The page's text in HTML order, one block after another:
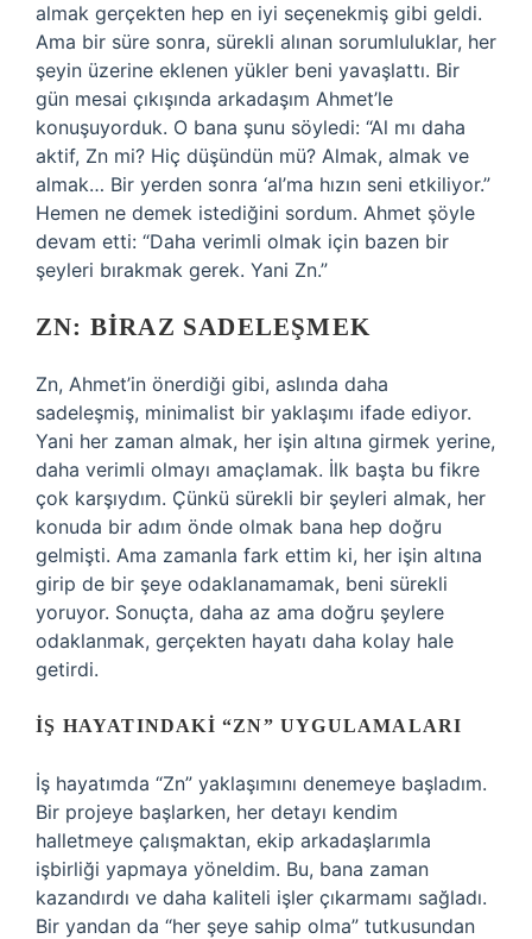
almak gerçekten hep en iyi seçenekmiş gibi geldi.
Ama bir süre sonra, sürekli alınan sorumluluklar, her
şeyin üzerine eklenen yükler beni yavaşlattı. Bir
gün mesai çıkışında arkadaşım Ahmet’le
konuşuyorduk. O bana şunu söyledi: “Al mı daha
aktif, Zn mi? Hiç düşündün mü? Almak, almak ve
almak… Bir yerden sonra ‘al’ma hızın seni etkiliyor.”
Hemen ne demek istediğini sordum. Ahmet şöyle
devam etti: “Daha verimli olmak için bazen bir
şeyleri bırakmak gerek. Yani Zn.”
ZN: BIRAZ SADELEŞMEK
Zn, Ahmet’in önerdiği gibi, aslında daha
sadeleşmiş, minimalist bir yaklaşımı ifade ediyor.
Yani her zaman almak, her işin altına girmek yerine,
daha verimli olmayı amaçlamak. İlk başta bu fikre
çok karşıydım. Çünkü sürekli bir şeyleri almak, her
konuda bir adım önde olmak bana hep doğru
gelmişti. Ama zamanla fark ettim ki, her işin altına
girip de bir şeye odaklanamamak, beni sürekli
yoruyor. Sonuçta, daha az ama doğru şeylere
odaklanmak, gerçekten hayatı daha kolay hale
getirdi.
İŞ HAYATINDAKI “ZN” UYGULAMALARI
İş hayatımda “Zn” yaklaşımını denemeye başladım.
Bir projeye başlarken, her detayı kendim
halletmeye çalışmaktan, ekip arkadaşlarımla
işbirliği yapmaya yöneldim. Bu, bana zaman
kazandırdı ve daha kaliteli işler çıkarmamı sağladı.
Bir yandan da “her şeye sahip olma” tutkusundan